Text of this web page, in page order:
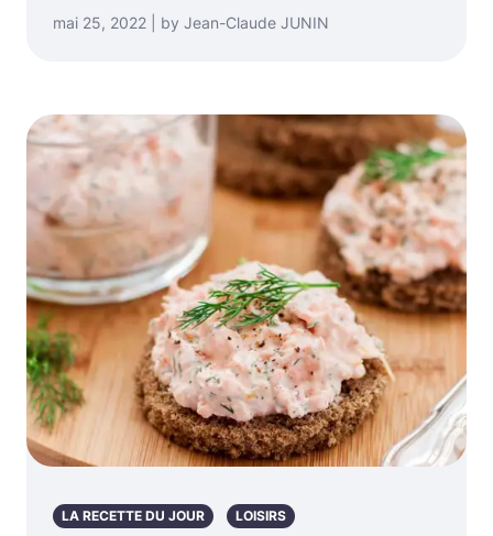
mai 25, 2022 | by Jean-Claude JUNIN
LA RECETTE DU JOUR LOISIRS